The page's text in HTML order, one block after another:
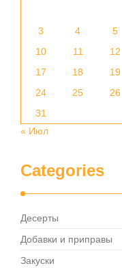
3
4 5
10
11 12
17
18 19
24
25 26
31
« Июл
Categories
Десерты
Добавки и приправы
Закуски